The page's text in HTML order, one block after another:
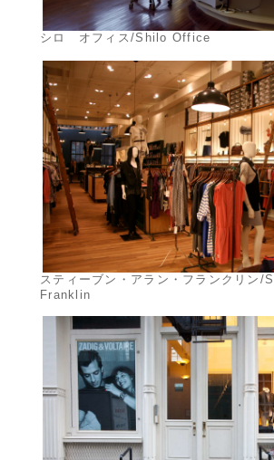
シロ オフィス/Shilo Office
スティーブン・アラン・フランクリン/
Franklin